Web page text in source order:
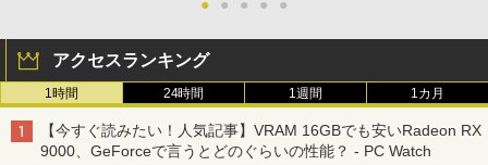
● ● ● ● ●
アクセスランキング
1時間 24時間 1週間 1カ月
【今すぐ読みたい！人気記事】VRAM 16GBでも安いRadeon RX
9000、GeForceで言うとどのぐらいの性能？ - PC Watch